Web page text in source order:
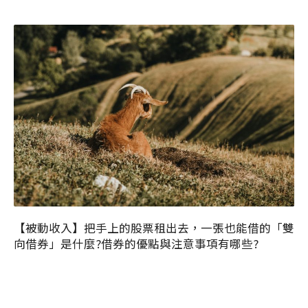
【被動收入】把手上的股票租出去，一張也能借的「雙
向借券」是什麼?借券的優點與注意事項有哪些?